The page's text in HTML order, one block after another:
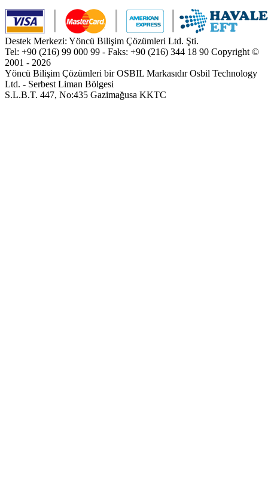
Destek Merkezi: Yöncü Bilişim Çözümleri Ltd. Şti.
Tel: +90 (216) 99 000 99 - Faks: +90 (216) 344 18 90 Copyright ©
2001 - 2026
Yöncü Bilişim Çözümleri bir OSBIL Markasıdır Osbil Technology
Ltd. - Serbest Liman Bölgesi
S.L.B.T. 447, No:435 Gazimağusa KKTC